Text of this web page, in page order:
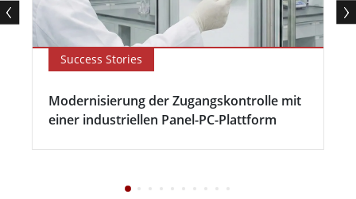
Success Stories
Modernisierung der Zugangskontrolle mit
einer industriellen Panel-PC-Plattform